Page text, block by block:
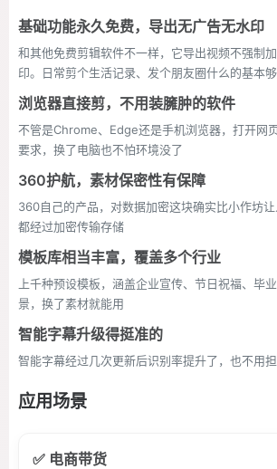
基础功能永久免费，导出无广告无水印
和其他免费剪辑软件不一样，它导出视频不强制
印。日常剪个生活记录、发个朋友圈什么的基本
浏览器直接剪，不用装臃肿的软件
不管是Chrome、Edge还是手机浏览器，打开网
要求，换了电脑也不怕环境没了
360护航，素材保密性有保障
360自己的产品，对数据加密这块确实比小作坊
都经过加密传输存储
模板库相当丰富，覆盖多个行业
上千种预设模板，涵盖企业宣传、节日祝福、毕
景，换了素材就能用
智能字幕升级得挺准的
智能字幕经过几次更新后识别率提升了，也不用
应用场景
✅ 电商带货